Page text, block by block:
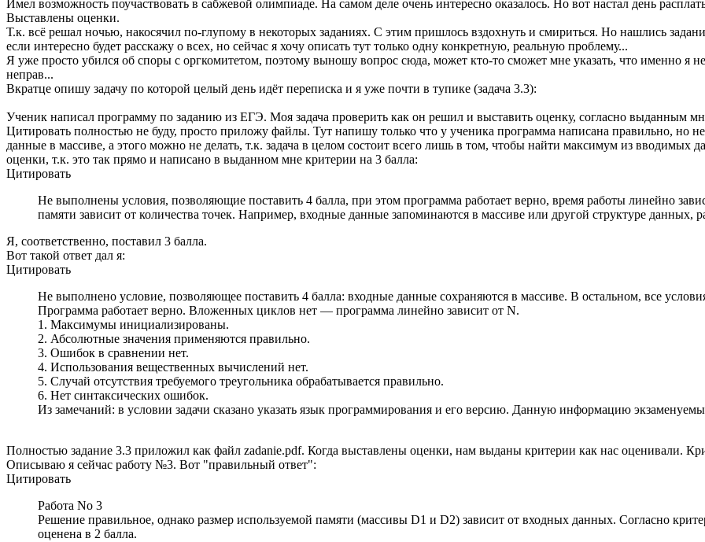
Имел возможность поучаствовать в сабжевой олимпиаде. На самом деле очень интересно оказалось. Но вот настал день
Выставлены оценки.
Т.к. всё решал ночью, накосячил по-глупому в некоторых заданиях. С этим пришлось вздохнуть и смириться. Но нашлись
если интересно будет расскажу о всех, но сейчас я хочу описать тут только одну конкретную, реальную проблему...
Я уже просто убился об споры с оргкомитетом, поэтому выношу вопрос сюда, может кто-то сможет мне указать, что именно я
неправ...
Вкратце опишу задачу по которой целый день идёт переписка и я уже почти в тупике (задача 3.3):
Ученик написал программу по заданию из ЕГЭ. Моя задача проверить как он решил и выставить оценку, согласно выданным
Цитировать полностью не буду, просто приложу файлы. Тут напишу только что у ученика программа написана правильно, но
данные в массиве, а этого можно не делать, т.к. задача в целом состоит всего лишь в том, чтобы найти максимум из вводимых
оценки, т.к. это так прямо и написано в выданном мне критерии на 3 балла:
Цитировать
Не выполнены условия, позволяющие поставить 4 балла, при этом программа работает верно, время работы линейно
памяти зависит от количества точек. Например, входные данные запоминаются в массиве или другой структуре данных,
Я, соответственно, поставил 3 балла.
Вот такой ответ дал я:
Цитировать
Не выполнено условие, позволяющее поставить 4 балла: входные данные сохраняются в массиве. В остальном, все
Программа работает верно. Вложенных циклов нет — программа линейно зависит от N.
1. Максимумы инициализированы.
2. Абсолютные значения применяются правильно.
3. Ошибок в сравнении нет.
4. Использования вещественных вычислений нет.
5. Случай отсутствия требуемого треугольника обрабатывается правильно.
6. Нет синтаксических ошибок.
Из замечаний: в условии задачи сказано указать язык программирования и его версию. Данную информацию
Полностью задание 3.3 приложил как файл zadanie.pdf. Когда выставлены оценки, нам выданы критерии как нас оценивали.
Описываю я сейчас работу №3. Вот "правильный ответ":
Цитировать
Работа No 3
Решение правильное, однако размер используемой памяти (массивы D1 и D2) зависит от входных данных. Согласно
оценена в 2 балла.